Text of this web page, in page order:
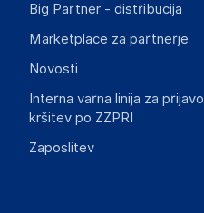
Big Partner - distribucija
Marketplace za partnerje
Novosti
Interna varna linija za prijavo
kršitev po ZZPRI
Zaposlitev